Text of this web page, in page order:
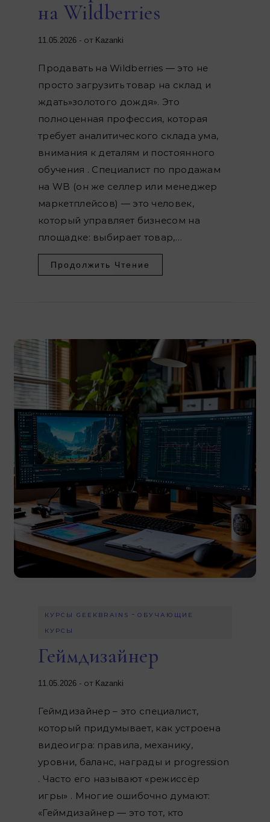
на Wildberries
11.05.2026 - от Kazanki
Продавать на Wildberries — это не
просто загрузить товар на склад и
ждать»золотого дождя». Это
полноценная профессия, которая
требует аналитического склада ума,
внимания к деталям и постоянного
обучения . Специалист по продажам
на WB (он же селлер или менеджер
маркетплейсов) — это человек,
который управляет бизнесом на
площадке: выбирает товар,…
Продолжить Чтение
КУРСЫ GEEKBRAINS -ОБУЧАЮЩИЕ
КУРСЫ
Геймдизайнер
11.05.2026 - от Kazanki
Геймдизайнер – это специалист,
который придумывает, как устроена
видеоигра: правила, механику,
уровни, баланс, награды и progression
. Часто его называют «режиссёр
игры» . Многие ошибочно думают:
«Геймдизайнер — это тот, кто